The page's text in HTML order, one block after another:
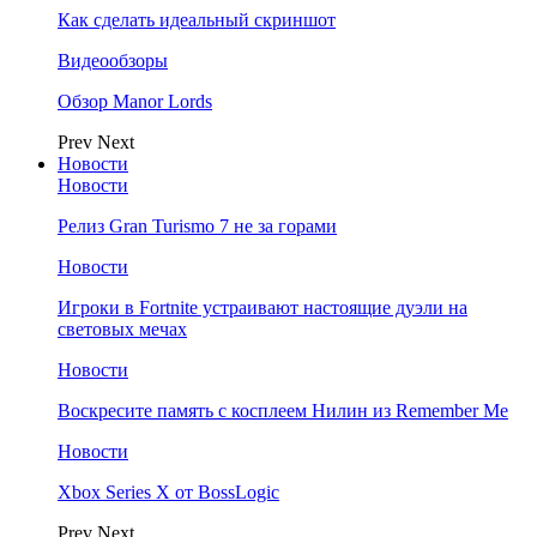
Как сделать идеальный скриншот
Видеообзоры
Обзор Manor Lords
Prev Next
Новости
Новости
Релиз Gran Turismo 7 не за горами
Новости
Игроки в Fortnite устраивают настоящие дуэли на
световых мечах
Новости
Воскресите память с косплеем Нилин из Remember Me
Новости
Xbox Series X от BossLogic
Prev Next